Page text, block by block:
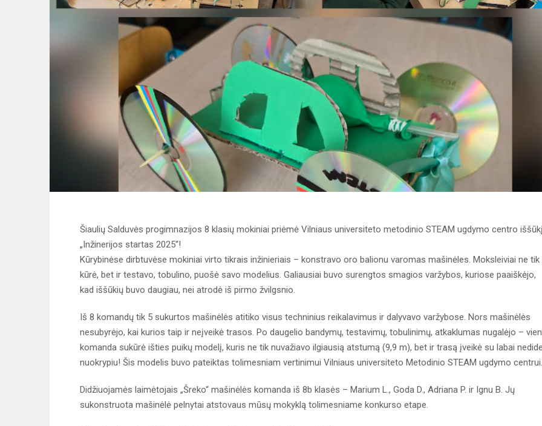
Šiaulių Salduvės progimnazijos 8 klasių mokiniai priėmė Vilniaus universiteto metodinio STEAM ugdymo centro
„Inžinerijos startas 2025“!
Kūrybinėse dirbtuvėse mokiniai virto tikrais inžinieriais – konstravo oro balionu varomas mašinėles. Moksleiviai ne tik
kūrė, bet ir testavo, tobulino, puošė savo modelius. Galiausiai buvo surengtos smagios varžybos, kuriose paaiškėjo,
kad iššūkių buvo daugiau, nei atrodė iš pirmo žvilgsnio.
Iš 8 komandų tik 5 sukurtos mašinėlės atitiko visus techninius reikalavimus ir dalyvavo varžybose. Nors mašinėlės
nesubyrėjo, kai kurios taip ir neįveikė trasos. Po daugelio bandymų, testavimų, tobulinimų, atkaklumas nugalėjo –
komanda sukūrė išties puikų modelį, kuris ne tik nuvažiavo ilgiausią atstumą (9,9 m), bet ir trasą įveikė su labai
nuokrypiu! Šis modelis buvo pateiktas tolimesniam vertinimui Vilniaus universiteto Metodinio STEAM ugdymo centrui.
Didžiuojamės laimėtojais „Šreko“ mašinėlės komanda iš 8b klasės – Marium L., Goda D., Adriana P. ir Ignu B. Jų
sukonstruota mašinėlė pelnytai atstovaus mūsų mokyklą tolimesniame konkurso etape.